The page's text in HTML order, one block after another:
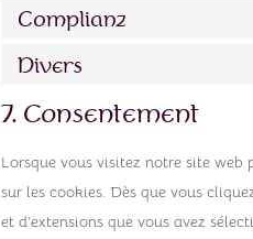
Complianz
Divers
7. Consentement
Lorsque vous visitez notre site
sur les cookies. Dès que vous
et d’extensions que vous avez